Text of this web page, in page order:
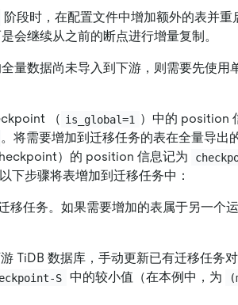
阶段时，在配置文件中增加额外的表并
会继续从之前的断点进行增量复制。
量数据尚未导入到下游，则需要先使用
（ is_global=1 ）中的 position
。将需要增加到迁移任务的表在全量导出
）的 position 信息记为
下步骤将表增加到迁移任务中：
移任务。如果需要增加的表属于另一个
TiDB 数据库，手动更新已有迁移任务
S 中的较小值（在本例中，为